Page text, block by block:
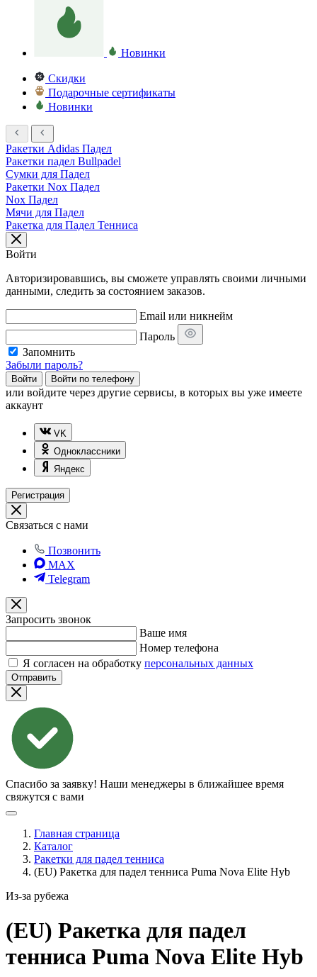
Новинки
Скидки
Подарочные сертификаты
Новинки
Ракетки Adidas Падел
Ракетки падел Bullpadel
Сумки для Падел
Ракетки Nox Падел
Nox Падел
Мячи для Падел
Ракетка для Падел Тенниса
Войти
Авторизировавшись, вы сможете управлять своими личными
данными, следить за состоянием заказов.
Email или никнейм
Пароль
Запомнить
Забыли пароль?
Войти Войти по телефону
или войдите через другие сервисы, в которых вы уже имеете
аккаунт
VK
Одноклассники
Яндекс
Регистрация
Связаться с нами
Позвонить
MAX
Telegram
Запросить звонок
Ваше имя
Номер телефона
Я согласен на обработку персональных данных
Отправить
Спасибо за заявку! Наши менеджеры в ближайшее время
свяжутся с вами
Главная страница
Каталог
Ракетки для падел тенниса
(EU) Ракетка для падел тенниса Puma Nova Elite Hyb
Из-за рубежа
(EU) Ракетка для падел
тенниса Puma Nova Elite Hyb